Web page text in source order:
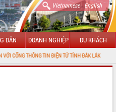
Vietnamese| English
DÂN DOANH NGHIỆP DU KHÁCH
TIN ĐIỆN TỬ TỈNH ĐẮK LẮK